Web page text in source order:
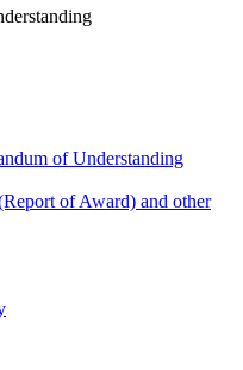
of Understanding
of Award) and other